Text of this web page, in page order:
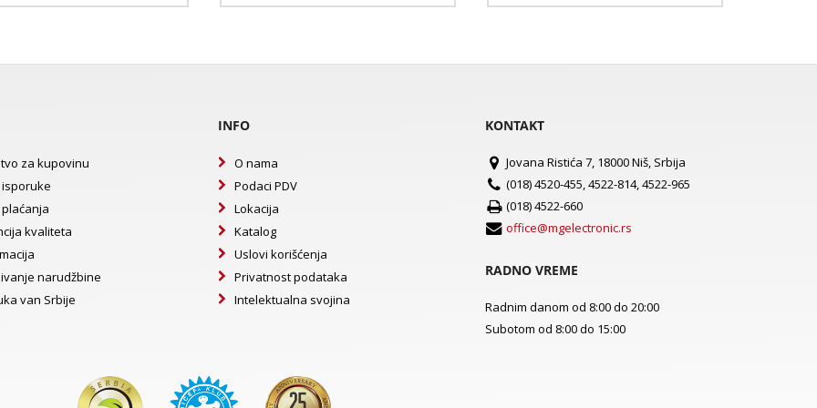
za kupovinu
kvaliteta
narudžbine
van Srbije
INFO
O nama
Podaci PDV
Lokacija
Katalog
Uslovi korišćenja
Privatnost podataka
Intelektualna svojina
KONTAKT
Jovana Ristića 7, 18000 Niš, Srbija
(018) 4520-455, 4522-814, 4522-965
(018) 4522-660
office@mgelectronic.rs
RADNO VREME
Radnim danom od 8:00 do 20:00
Subotom od 8:00 do 15:00